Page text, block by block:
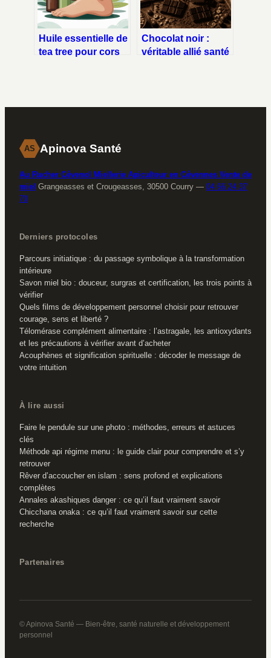
Huile essentielle de
tea tree pour cors
Chocolat noir :
véritable allié santé
AS Apinova Santé
Au Rucher Cévenol Miellerie Apiculteur en Cévennes Vente de
miel Grangeasses et Crougeasses, 30500 Courry — 04 66 24 37
70
Derniers protocoles
Parcours initiatique : du passage symbolique à la transformation
intérieure
Savon miel bio : douceur, surgras et certification, les trois points à
vérifier
Quels films de développement personnel choisir pour retrouver
courage, sens et liberté ?
Télomérase complément alimentaire : l’astragale, les antioxydants
et les précautions à vérifier avant d’acheter
Acouphènes et signification spirituelle : décoder le message de
votre intuition
À lire aussi
Faire le pendule sur une photo : méthodes, erreurs et astuces
clés
Méthode api régime menu : le guide clair pour comprendre et s’y
retrouver
Rêver d’accoucher en islam : sens profond et explications
complètes
Annales akashiques danger : ce qu’il faut vraiment savoir
Chicchana onaka : ce qu’il faut vraiment savoir sur cette
recherche
Partenaires
© Apinova Santé — Bien-être, santé naturelle et développement
personnel